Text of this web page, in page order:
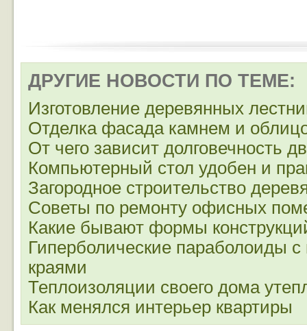
ДРУГИЕ НОВОСТИ ПО ТЕМЕ:
Изготовление деревянных
Отделка фасада камнем и
От чего зависит долговечность
Компьютерный стол удобен и
Загородное строительство
Советы по ремонту офисных
Какие бывают формы
Гиперболические параболоиды
краями
Теплоизоляции своего дома
Как менялся интерьер квартиры